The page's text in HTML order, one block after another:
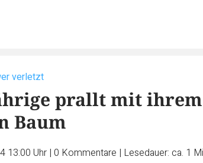
verletzt
prallt mit
Baum
13:00 Uhr | 0 Kommentare | Lesedauer: ca. 1